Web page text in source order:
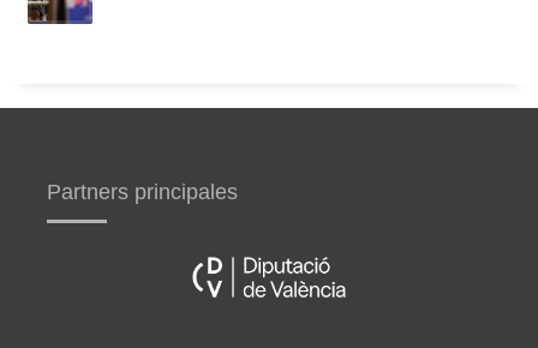
Partners principales